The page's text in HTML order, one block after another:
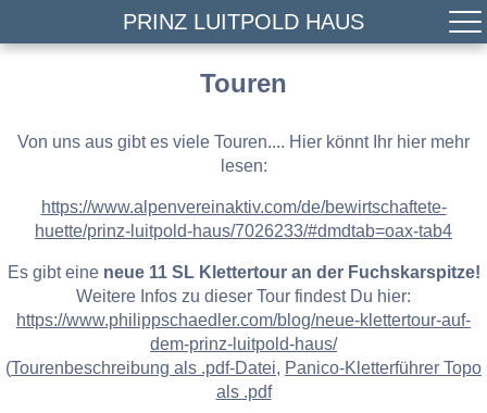
PRINZ LUITPOLD HAUS
Touren
Von uns aus gibt es viele Touren.... Hier könnt Ihr hier mehr
lesen:
https://www.alpenvereinaktiv.com/de/bewirtschaftete-
huette/prinz-luitpold-haus/7026233/#dmdtab=oax-tab4
Es gibt eine neue 11 SL Klettertour an der Fuchskarspitze!
Weitere Infos zu dieser Tour findest Du hier:
https://www.philippschaedler.com/blog/neue-klettertour-auf-
dem-prinz-luitpold-haus/
(Tourenbeschreibung als .pdf-Datei, Panico-Kletterführer Topo
als .pdf